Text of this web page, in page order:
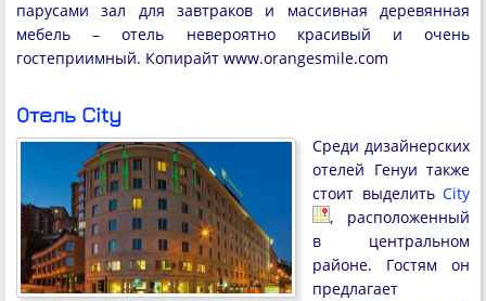
парусами зал для завтраков и массивная деревянная
мебель – отель невероятно красивый и очень
гостеприимный. Копирайт www.orangesmile.com
Отель City
Среди дизайнерских
отелей Генуи также
стоит выделить City
, расположенный
в центральном
районе. Гостям он
предлагает